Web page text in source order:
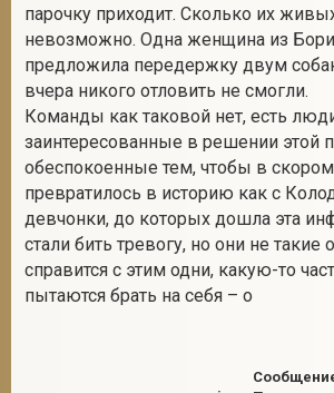
парочку приходит. Сколько их
невозможно. Одна женщина из
предложила передержку двум
вчера никого отловить не смогли.
Команды как таковой нет, есть
заинтересованные в решении этой
обеспокоенные тем, чтобы в
превратилось в историю как с
девчонки, до которых дошла эта
стали бить тревогу, но они не
справится с этим одни, какую-то
пытаются брать на себя – о